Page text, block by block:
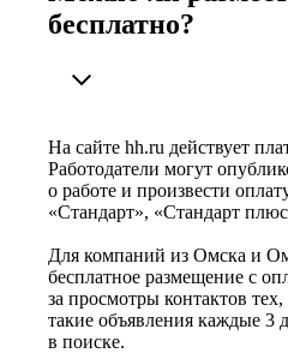
бесплатно?
На сайте hh.ru действует
Работодатели могут
о работе и произвести
«Стандарт», «Стандарт
Для компаний из Омска и
бесплатное размещение с
за просмотры контактов
такие объявления каждые 3
в поиске.